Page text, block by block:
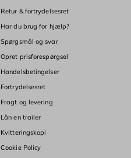
Retur & fortrydelsesret
Har du brug for hjælp?
Spørgsmål og svar
Opret prisforespørgsel
Handelsbetingelser
Fortrydelsesret
Fragt og levering
Lån en trailer
Kvitteringskopi
Cookie Policy